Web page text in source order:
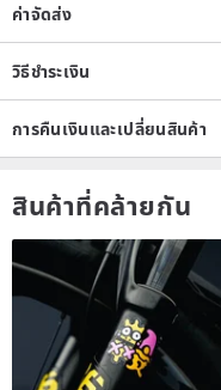
ค่าจัดส่ง
วิธีชำระเงิน
การคืนเงินและเปลี่ยนสินค้า
สินค้าที่คล้ายกัน